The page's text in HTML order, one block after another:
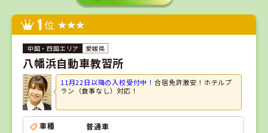
1位
愛媛県
八幡浜自動車教習所
11月22日以降の入校受付中！合宿免許激安！ホテルプ
ラン（食事なし）対応！
車種
普通車